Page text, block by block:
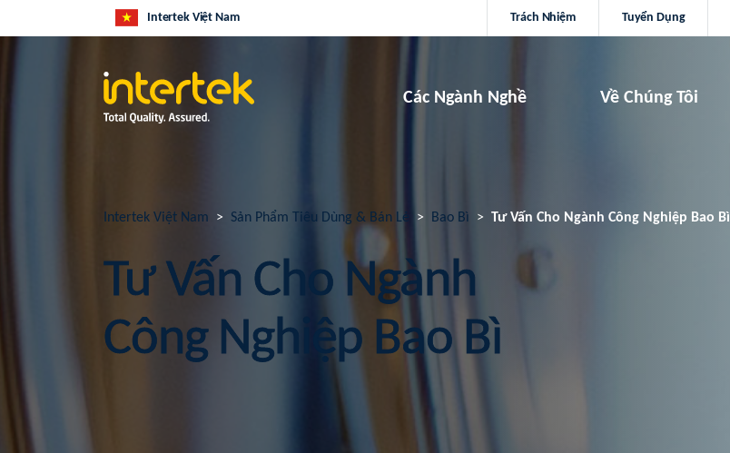
Các Ngành Nghề Về Chúng Tôi
Intertek Việt Nam Trách Nhiệm Tuyển Dụng
Intertek Việt Nam Sản Phẩm Tiêu Dùng & Bán Lẻ Bao Bì Tư Vấn Cho Ngành Công Nghiệp Bao Bì
Tư Vấn Cho Ngành
Công Nghiệp Bao Bì